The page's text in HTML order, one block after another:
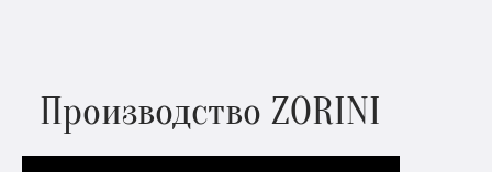
Производство ZORINI